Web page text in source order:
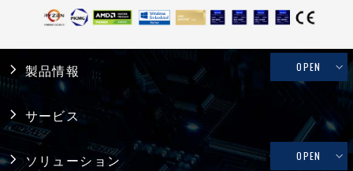
製品情報 OPEN
産業用PC
システム製品
サービス
ソリューション OPEN